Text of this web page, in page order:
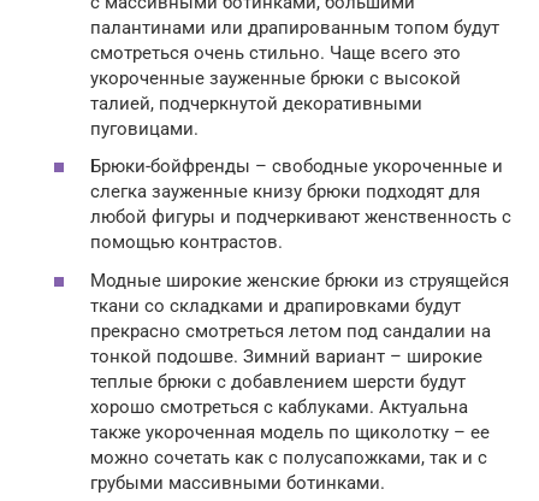
палантинами или драпированным топом будут
смотреться очень стильно. Чаще всего это
укороченные зауженные брюки с высокой
талией, подчеркнутой декоративными
пуговицами.
Брюки-бойфренды – свободные укороченные и
слегка зауженные книзу брюки подходят для
любой фигуры и подчеркивают женственность с
помощью контрастов.
Модные широкие женские брюки из струящейся
ткани со складками и драпировками будут
прекрасно смотреться летом под сандалии на
тонкой подошве. Зимний вариант – широкие
теплые брюки с добавлением шерсти будут
хорошо смотреться с каблуками. Актуальна
также укороченная модель по щиколотку – ее
можно сочетать как с полусапожками, так и с
грубыми массивными ботинками.